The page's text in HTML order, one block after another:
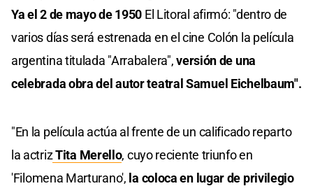
Ya el 2 de mayo de 1950 El Litoral afirmó: "dentro de
varios días será estrenada en el cine Colón la película
argentina titulada "Arrabalera",versión de una
celebrada obra del autor teatral Samuel Eichelbaum".
"En la película actúa al frente de un calificado reparto
la actrizTita Merello, cuyo reciente triunfo en
'Filomena Marturano', la coloca en lugar de privilegio